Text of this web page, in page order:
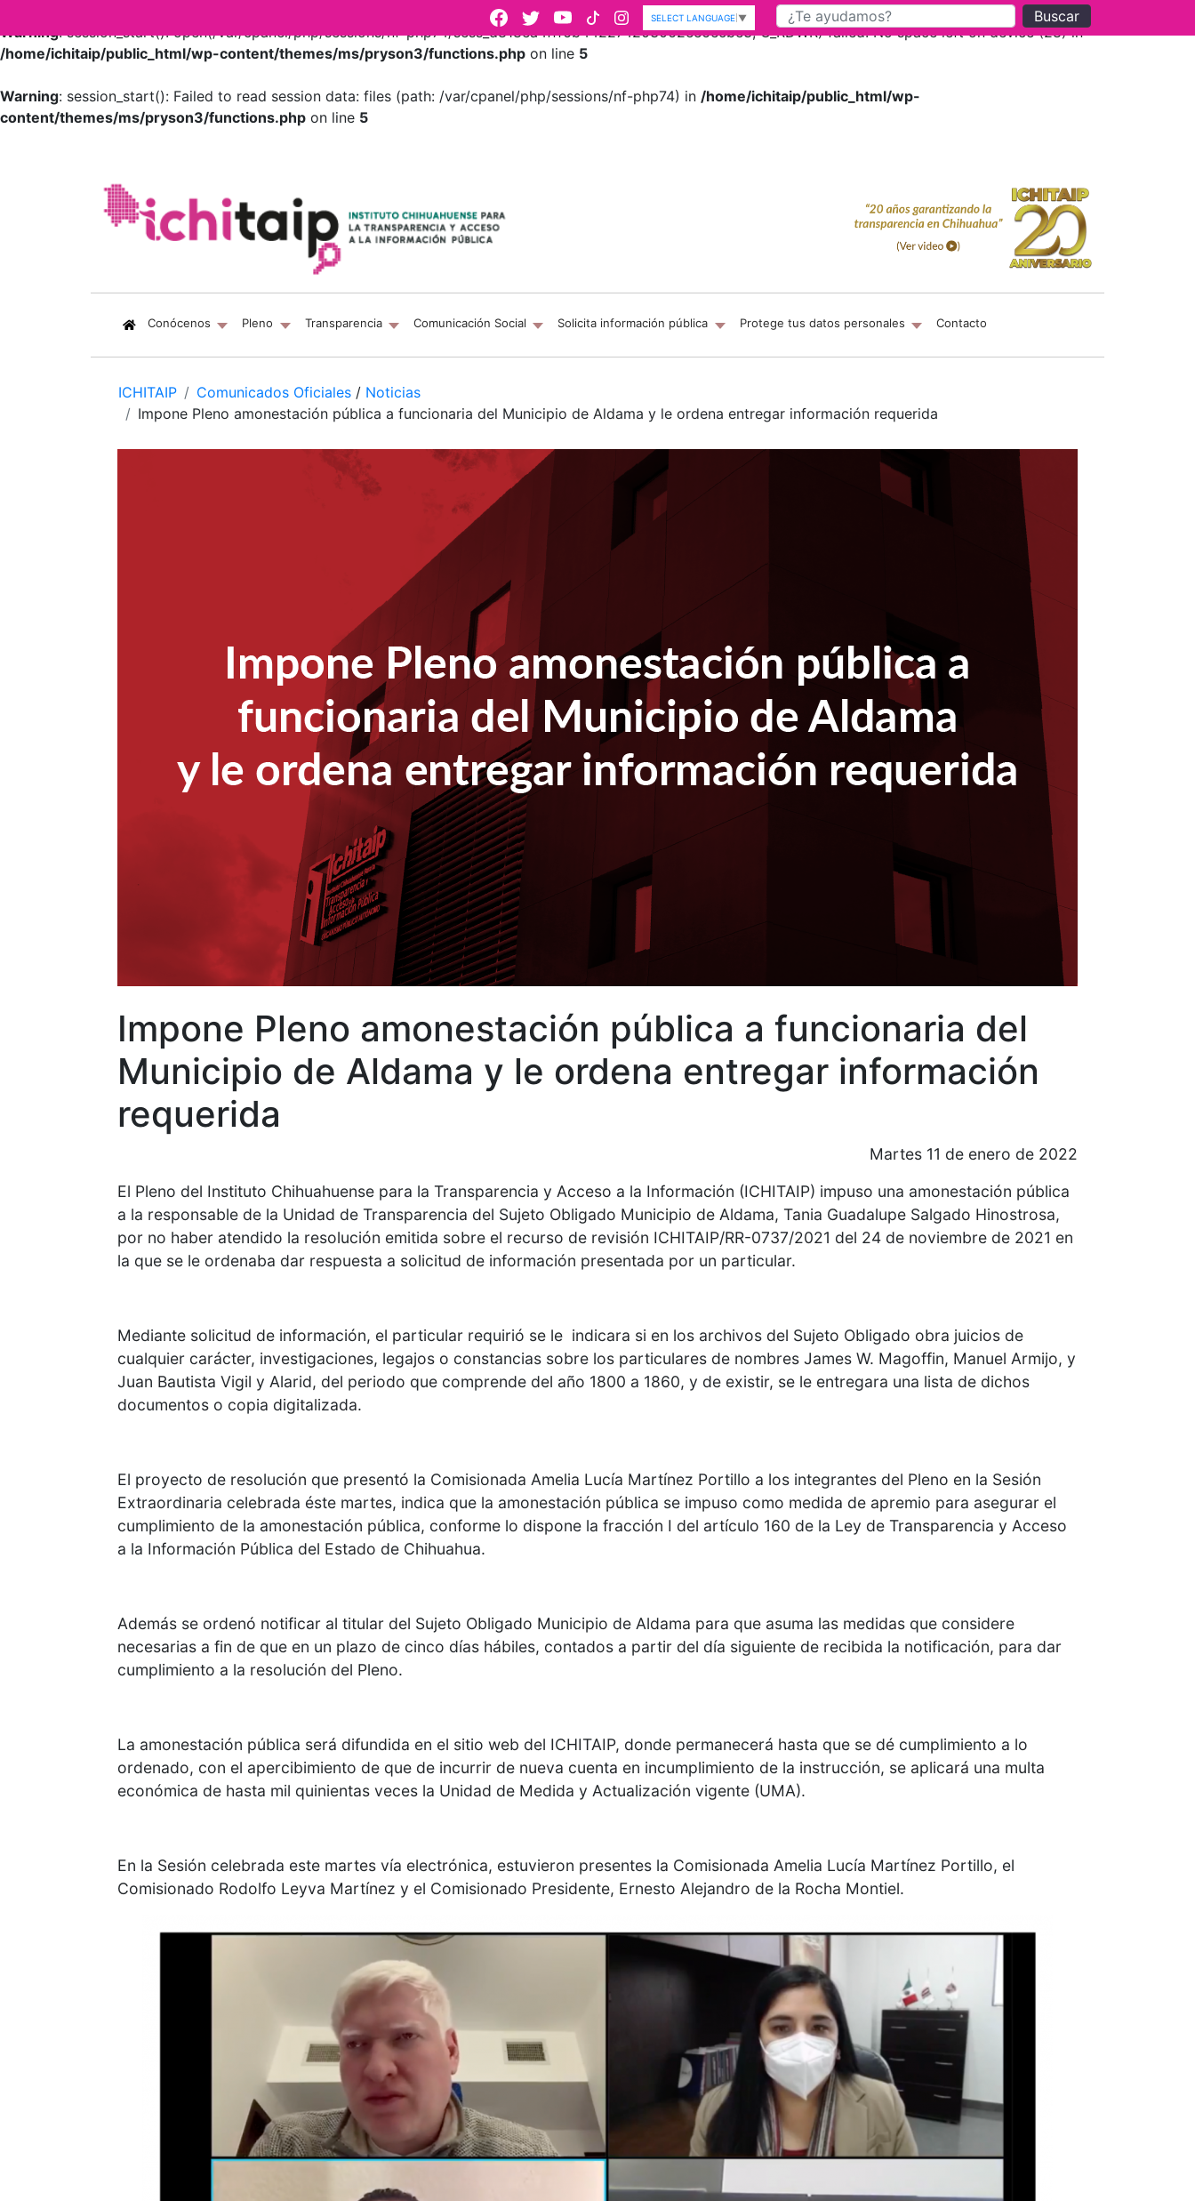
Warning: session_start(): open(/var/cpanel/php/sessions/nf-php74/sess_d818ea4fff6b442274203062ee6ecbe3, O_RDWR) failed: No space left on device (28) in
/home/ichitaip/public_html/wp-content/themes/ms/pryson3/functions.php on line 5
Warning: session_start(): Failed to read session data: files (path: /var/cpanel/php/sessions/nf-php74) in /home/ichitaip/public_html/wp-
content/themes/ms/pryson3/functions.php on line 5
Buscar
SELECT LANGUAGE ▼
Conócenos (current)
Pleno Transparencia Comunicación Social Solicita información pública Protege tus datos personales Contacto
ICHITAIP Comunicados Oficiales / Noticias
Impone Pleno amonestación pública a funcionaria del Municipio de Aldama y le ordena entregar información requerida
Impone Pleno amonestación pública a funcionaria del
Municipio de Aldama y le ordena entregar información
requerida
Martes 11 de enero de 2022
El Pleno del Instituto Chihuahuense para la Transparencia y Acceso a la Información (ICHITAIP) impuso una amonestación pública
a la responsable de la Unidad de Transparencia del Sujeto Obligado Municipio de Aldama, Tania Guadalupe Salgado Hinostrosa,
por no haber atendido la resolución emitida sobre el recurso de revisión ICHITAIP/RR-0737/2021 del 24 de noviembre de 2021 en
la que se le ordenaba dar respuesta a solicitud de información presentada por un particular.
Mediante solicitud de información, el particular requirió se le indicara si en los archivos del Sujeto Obligado obra juicios de
cualquier carácter, investigaciones, legajos o constancias sobre los particulares de nombres James W. Magoffin, Manuel Armijo, y
Juan Bautista Vigil y Alarid, del periodo que comprende del año 1800 a 1860, y de existir, se le entregara una lista de dichos
documentos o copia digitalizada.
El proyecto de resolución que presentó la Comisionada Amelia Lucía Martínez Portillo a los integrantes del Pleno en la Sesión
Extraordinaria celebrada éste martes, indica que la amonestación pública se impuso como medida de apremio para asegurar el
cumplimiento de la amonestación pública, conforme lo dispone la fracción I del artículo 160 de la Ley de Transparencia y Acceso
a la Información Pública del Estado de Chihuahua.
Además se ordenó notificar al titular del Sujeto Obligado Municipio de Aldama para que asuma las medidas que considere
necesarias a fin de que en un plazo de cinco días hábiles, contados a partir del día siguiente de recibida la notificación, para dar
cumplimiento a la resolución del Pleno.
La amonestación pública será difundida en el sitio web del ICHITAIP, donde permanecerá hasta que se dé cumplimiento a lo
ordenado, con el apercibimiento de que de incurrir de nueva cuenta en incumplimiento de la instrucción, se aplicará una multa
económica de hasta mil quinientas veces la Unidad de Medida y Actualización vigente (UMA).
En la Sesión celebrada este martes vía electrónica, estuvieron presentes la Comisionada Amelia Lucía Martínez Portillo, el
Comisionado Rodolfo Leyva Martínez y el Comisionado Presidente, Ernesto Alejandro de la Rocha Montiel.